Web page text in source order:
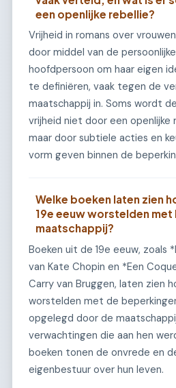
een openlijke rebellie?
Vrijheid in romans over
door middel van de
hoofdpersoon om haar eigen
te definiëren, vaak tegen de
maatschappij in. Soms wordt
vrijheid niet door een openlijke
maar door subtiele acties en
vorm geven binnen de
Welke boeken laten zien
19e eeuw worstelden met
maatschappij?
Boeken uit de 19e eeuw, zoals
van Kate Chopin en *Een
Carry van Bruggen, laten zien
worstelden met de
opgelegd door de
verwachtingen die aan hen
boeken tonen de onvrede en
eigenbestuur over hun leven.